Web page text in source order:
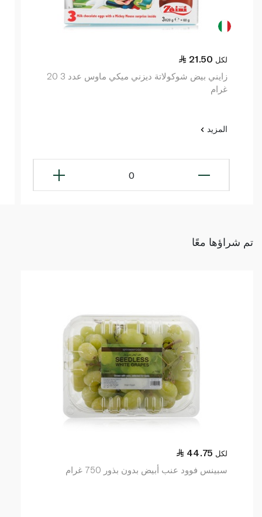
21.50 لكل
زايني بيض شوكولاتة ديزني ميكي ماوس عدد 3 20
غرام
المزيد
0
تم شراؤها معًا
44.75 لكل
سبينس فوود عنب أبيض بدون بذور 750 غرام